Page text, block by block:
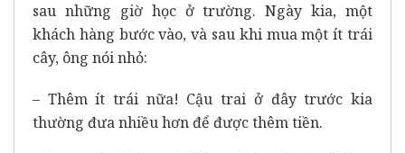
sau những giờ học ở trường. Ngày kia, một
khách hàng bước vào, và sau khi mua một ít trái
cây, ông nói nhỏ:
– Thêm ít trái nữa! Cậu trai ở đây trước kia
thường đưa nhiều hơn để được thêm tiền.